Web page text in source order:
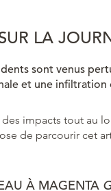
LA
sont venus
et une infiltration
impacts tout au
de parcourir cet
À MAGENTA